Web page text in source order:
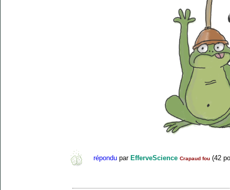
répondu par EfferveScience Crapaud fou (42